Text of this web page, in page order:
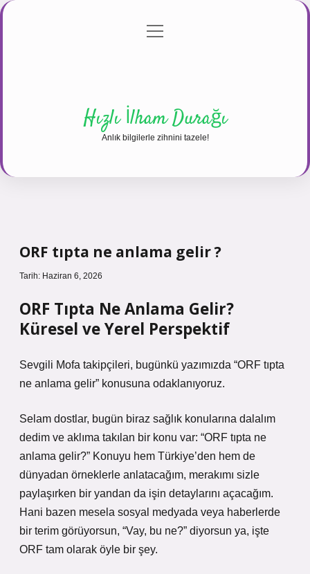
Gizlilik Politikası
menüyü
Hızlı İlham Durağı
Anlık bilgilerle zihnini tazele!
ORF tıpta ne anlama gelir ?
Tarih: Haziran 6, 2026
ORF Tıpta Ne Anlama Gelir?
Küresel ve Yerel Perspektif
Sevgili Mofa takipçileri, bugünkü yazımızda “ORF tıpta
ne anlama gelir” konusuna odaklanıyoruz.
Selam dostlar, bugün biraz sağlık konularına dalalım
dedim ve aklıma takılan bir konu var: “ORF tıpta ne
anlama gelir?” Konuyu hem Türkiye’den hem de
dünyadan örneklerle anlatacağım, merakımı sizle
paylaşırken bir yandan da işin detaylarını açacağım.
Hani bazen mesela sosyal medyada veya haberlerde
bir terim görüyorsun, “Vay, bu ne?” diyorsun ya, işte
ORF tam olarak öyle bir şey.